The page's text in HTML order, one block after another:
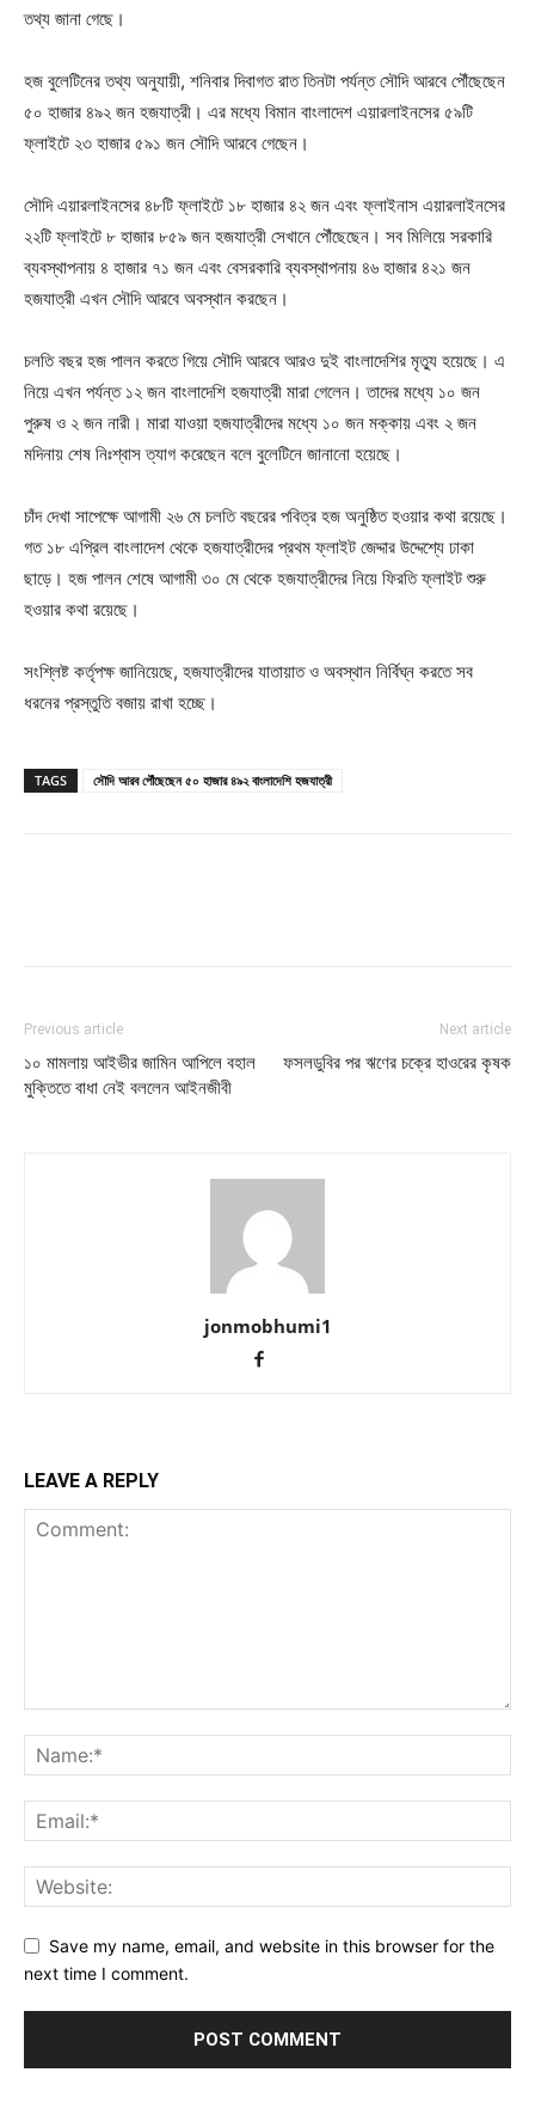
তথ্য জানা গেছে।
হজ বুলেটিনের তথ্য অনুযায়ী, শনিবার দিবাগত রাত তিনটা পর্যন্ত সৌদি আরবে পৌঁছেছেন
৫০ হাজার ৪৯২ জন হজযাত্রী। এর মধ্যে বিমান বাংলাদেশ এয়ারলাইনসের ৫৯টি
ফ্লাইটে ২৩ হাজার ৫৯১ জন সৌদি আরবে গেছেন।
সৌদি এয়ারলাইনসের ৪৮টি ফ্লাইটে ১৮ হাজার ৪২ জন এবং ফ্লাইনাস এয়ারলাইনসের
২২টি ফ্লাইটে ৮ হাজার ৮৫৯ জন হজযাত্রী সেখানে পৌঁছেছেন। সব মিলিয়ে সরকারি
ব্যবস্থাপনায় ৪ হাজার ৭১ জন এবং বেসরকারি ব্যবস্থাপনায় ৪৬ হাজার ৪২১ জন
হজযাত্রী এখন সৌদি আরবে অবস্থান করছেন।
চলতি বছর হজ পালন করতে গিয়ে সৌদি আরবে আরও দুই বাংলাদেশির মৃত্যু হয়েছে। এ
নিয়ে এখন পর্যন্ত ১২ জন বাংলাদেশি হজযাত্রী মারা গেলেন। তাদের মধ্যে ১০ জন
পুরুষ ও ২ জন নারী। মারা যাওয়া হজযাত্রীদের মধ্যে ১০ জন মক্কায় এবং ২ জন
মদিনায় শেষ নিঃশ্বাস ত্যাগ করেছেন বলে বুলেটিনে জানানো হয়েছে।
চাঁদ দেখা সাপেক্ষে আগামী ২৬ মে চলতি বছরের পবিত্র হজ অনুষ্ঠিত হওয়ার কথা রয়েছে।
গত ১৮ এপ্রিল বাংলাদেশ থেকে হজযাত্রীদের প্রথম ফ্লাইট জেদ্দার উদ্দেশ্যে ঢাকা
ছাড়ে। হজ পালন শেষে আগামী ৩০ মে থেকে হজযাত্রীদের নিয়ে ফিরতি ফ্লাইট শুরু
হওয়ার কথা রয়েছে।
সংশ্লিষ্ট কর্তৃপক্ষ জানিয়েছে, হজযাত্রীদের যাতায়াত ও অবস্থান নির্বিঘ্ন করতে সব
ধরনের প্রস্তুতি বজায় রাখা হচ্ছে।
TAGS সৌদি আরব পৌঁছেছেন ৫০ হাজার ৪৯২ বাংলাদেশি হজযাত্রী
Previous article
১০ মামলায় আইভীর জামিন আপিলে বহাল
মুক্তিতে বাধা নেই বললেন আইনজীবী
Next article
ফসলডুবির পর ঋণের চক্রে হাওরের কৃষক
jonmobhumi1
LEAVE A REPLY
Save my name, email, and website in this browser for the
next time I comment.